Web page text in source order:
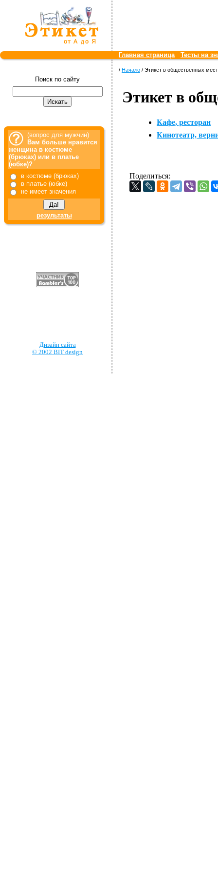
Главная страница Тесты на
Поиск по сайту
(вопрос для мужчин)
Вам больше нравится
женщина в костюме
(брюках) или в платье
(юбке)?
в костюме (брюках)
в платье (юбке)
не имеет значения
результаты
/ Начало / Этикет в общественных
Этикет в
Кафе, ресторан
Кинотеатр,
Поделиться:
Дизайн сайта
© 2002 BIT design